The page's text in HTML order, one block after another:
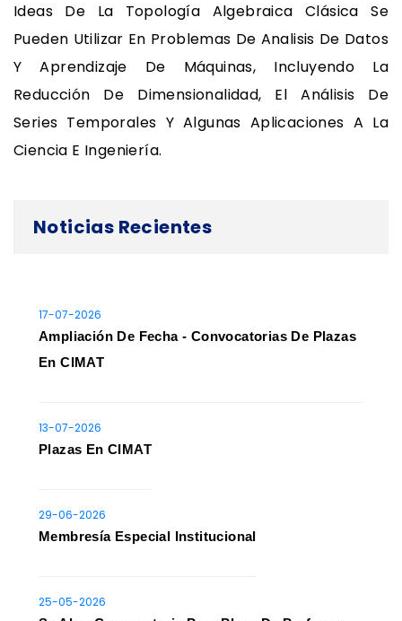
Ideas De La Topología Algebraica Clásica Se
Pueden Utilizar En Problemas De Analisis De Datos
Y Aprendizaje De Máquinas, Incluyendo La
Reducción De Dimensionalidad, El Análisis De
Series Temporales Y Algunas Aplicaciones A La
Ciencia E Ingeniería.
Noticias Recientes
17-07-2026
Ampliación De Fecha - Convocatorias De Plazas
En CIMAT
13-07-2026
Plazas En CIMAT
29-06-2026
Membresía Especial Institucional
25-05-2026